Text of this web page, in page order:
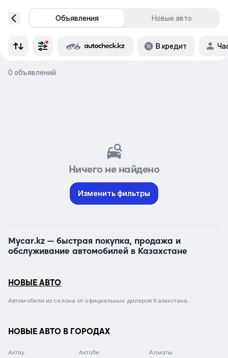
Объявления Новые авто
В кредит
0 объявлений
Ничего не найдено
Изменить фильтры
Mycar.kz — быстрая покупка, продажа и
обслуживание автомобилей в Казахстане
НОВЫЕ АВТО
Автомобили из салона от официальных дилеров Казахстана.
НОВЫЕ АВТО В ГОРОДАХ
Актау Актобе Алматы